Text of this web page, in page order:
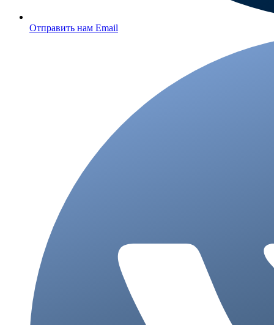
Отправить нам Email